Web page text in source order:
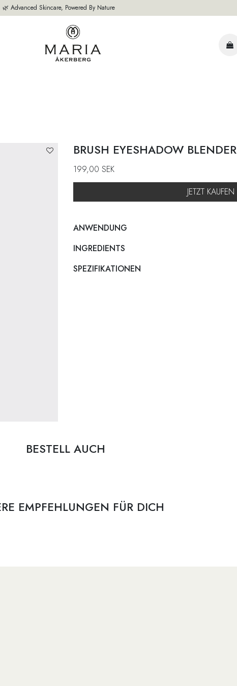
🌿 Advanced Skincare, Powered By Nature
BRUSH EYESHADOW BLENDER
199,00 SEK
JETZT KAUFEN
ANWENDUNG
INGREDIENTS
SPEZIFIKATIONEN
BESTELL AUCH
EMPFEHLUNGEN FÜR DICH